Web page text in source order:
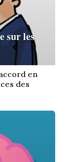
sur les
en
des